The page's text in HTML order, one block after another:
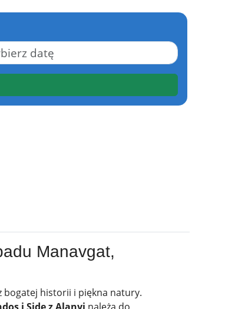
Manavgat,
bogatej historii i piękna natury.